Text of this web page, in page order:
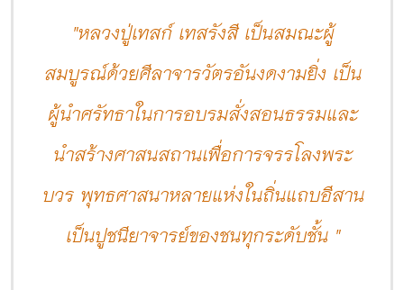
"หลวงปู่เทสก์ เทสรังสี เป็นสมณะผู้
สมบูรณ์ด้วยศีลาจารวัตรอันงดงามยิ่ง เป็น
ผู้นำศรัทธาในการอบรมสั่งสอนธรรมและ
นำสร้างศาสนสถานเพื่อการจรรโลงพระ
บวร พุทธศาสนาหลายแห่งในถิ่นแถบอีสาน
เป็นปูชนียาจารย์ของชนทุกระดับชั้น "